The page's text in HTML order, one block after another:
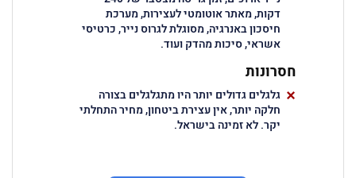
דקות, מאתר אוטומטי לעצירות, מערכת
חיסכון באנרגיה, מסוגלת לגרוס נייר, כרטיסי
אשראי, סיכות מהדק ועוד.
חסרונות
גלגלים גדולים יותר היו מתגלגלים בצורה
חלקה יותר, אין עצירת ביטחון, מחיר התחלתי
יקר. לא זמינה בישראל.